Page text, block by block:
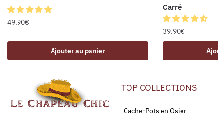
49.90€
Ajouter au panier
Carré
39.90€
TOP COLLECTIONS
Cache-Pots en Osier